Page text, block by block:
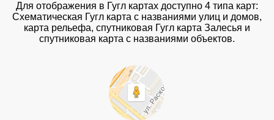
Для отображения в Гугл картах доступно 4 типа карт:
Схематическая Гугл карта с названиями улиц и домов,
карта рельефа, спутниковая Гугл карта Залесья и
спутниковая карта с названиями объектов.